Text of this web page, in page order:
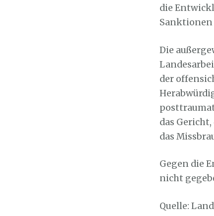
die
Die
der
das
das
Gegen die
nicht
Quelle: